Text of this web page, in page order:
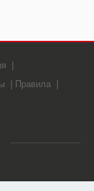
Правила